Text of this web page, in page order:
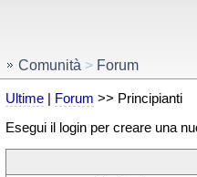
Comunità > Forum
Ultime| Forum >> Principianti
Esegui il login per creare una